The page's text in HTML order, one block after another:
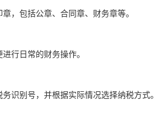
，包括公章、合同章、财务章等。
行日常的财务操作。
识别号，并根据实际情况选择纳税方式。